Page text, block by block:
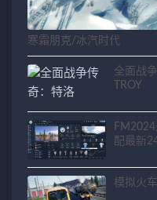
寒霜朋克/冰汽时代
全面战
TROY
配最新
模拟火